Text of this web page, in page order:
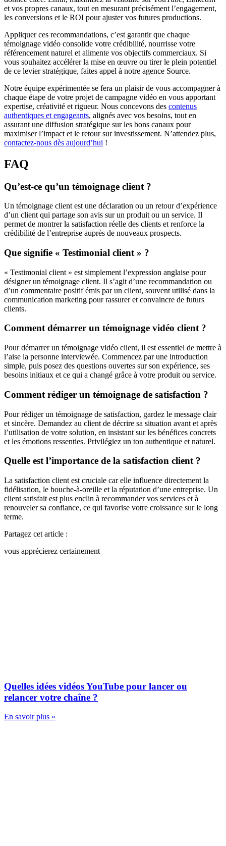
et vos propres canaux, tout en mesurant précisément l’engagement,
les conversions et le ROI pour ajuster vos futures productions.
Appliquer ces recommandations, c’est garantir que chaque
témoignage vidéo consolide votre crédibilité, nourrisse votre
référencement naturel et alimente vos objectifs commerciaux. Si
vous souhaitez accélérer la mise en œuvre ou tirer le plein potentiel
de ce levier stratégique, faites appel à notre agence Source.
Notre équipe expérimentée se fera un plaisir de vous accompagner à
chaque étape de votre projet de campagne vidéo en vous apportant
expertise, créativité et rigueur. Nous concevons des contenus
authentiques et engageants, alignés avec vos besoins, tout en
assurant une diffusion stratégique sur les bons canaux pour
maximiser l’impact et le retour sur investissement. N’attendez plus,
contactez-nous dès aujourd’hui !
FAQ
Qu’est-ce qu’un témoignage client ?
Un témoignage client est une déclaration ou un retour d’expérience
d’un client qui partage son avis sur un produit ou un service. Il
permet de montrer la satisfaction réelle des clients et renforce la
crédibilité de l’entreprise auprès de nouveaux prospects.
Que signifie « Testimonial client » ?
« Testimonial client » est simplement l’expression anglaise pour
désigner un témoignage client. Il s’agit d’une recommandation ou
d’un commentaire positif émis par un client, souvent utilisé dans la
communication marketing pour rassurer et convaincre de futurs
clients.
Comment démarrer un témoignage vidéo client ?
Pour démarrer un témoignage vidéo client, il est essentiel de mettre à
l’aise la personne interviewée. Commencez par une introduction
simple, puis posez des questions ouvertes sur son expérience, ses
besoins initiaux et ce qui a changé grâce à votre produit ou service.
Comment rédiger un témoignage de satisfaction ?
Pour rédiger un témoignage de satisfaction, gardez le message clair
et sincère. Demandez au client de décrire sa situation avant et après
l’utilisation de votre solution, en insistant sur les bénéfices concrets
et les émotions ressenties. Privilégiez un ton authentique et naturel.
Quelle est l’importance de la satisfaction client ?
La satisfaction client est cruciale car elle influence directement la
fidélisation, le bouche-à-oreille et la réputation d’une entreprise. Un
client satisfait est plus enclin à recommander vos services et à
renouveler sa confiance, ce qui favorise votre croissance sur le long
terme.
Partagez cet article :
vous apprécierez certainement
Quelles idées vidéos YouTube pour lancer ou
relancer votre chaîne ?
En savoir plus »